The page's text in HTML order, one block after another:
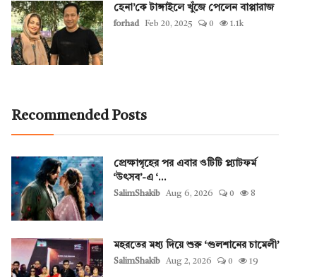
হেনা’কে টাঙ্গাইলে খুঁজে পেলেন বাপ্পারাজ
forhad Feb 20, 2025 0 1.1k
Recommended Posts
প্রেক্ষাগৃহের পর এবার ওটিটি প্ল্যাটফর্ম
‘উৎসব’-এ ‘...
SalimShakib Aug 6, 2026 0 8
মহরতের মধ্য দিয়ে শুরু ‘গুলশানের চামেলী’
SalimShakib Aug 2, 2026 0 19